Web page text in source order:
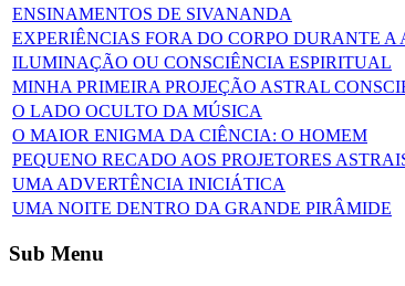
ENSINAMENTOS DE SIVANANDA
EXPERIÊNCIAS FORA DO CORPO DURANTE
ILUMINAÇÃO OU CONSCIÊNCIA ESPIRITUAL
MINHA PRIMEIRA PROJEÇÃO ASTRAL
O LADO OCULTO DA MÚSICA
O MAIOR ENIGMA DA CIÊNCIA: O HOMEM
PEQUENO RECADO AOS PROJETORES
UMA ADVERTÊNCIA INICIÁTICA
UMA NOITE DENTRO DA GRANDE PIRÂMIDE
Sub Menu